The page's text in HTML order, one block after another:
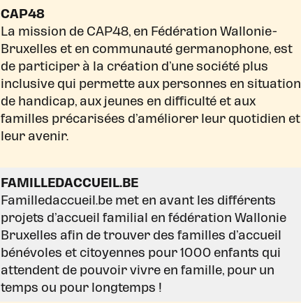
CAP48
La mission de CAP48, en Fédération Wallonie-
Bruxelles et en communauté germanophone, est
de participer à la création d’une société plus
inclusive qui permette aux personnes en situation
de handicap, aux jeunes en difficulté et aux
familles précarisées d’améliorer leur quotidien et
leur avenir.
FAMILLEDACCUEIL.BE
Familledaccueil.be met en avant les différents
projets d’accueil familial en fédération Wallonie
Bruxelles afin de trouver des familles d’accueil
bénévoles et citoyennes pour 1000 enfants qui
attendent de pouvoir vivre en famille, pour un
temps ou pour longtemps !